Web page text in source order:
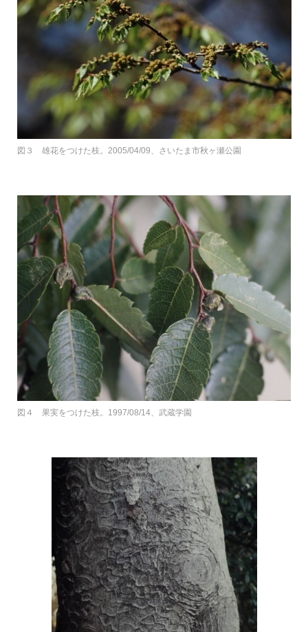
図３ 雄花をつけた枝。2005/04/09、さいたま市秋ヶ瀬公園
図４ 果実をつけた枝。1997/08/14、武蔵学園